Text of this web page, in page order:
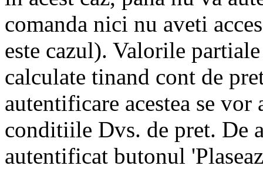
comanda nici nu aveti
este cazul). Valorile
calculate tinand cont de
autentificare acestea se
conditiile Dvs. de pret. De
autentificat butonul